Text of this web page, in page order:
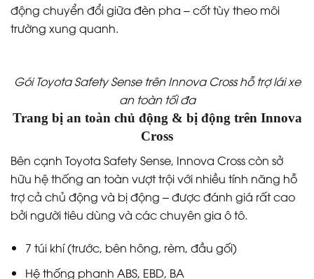
động chuyển đổi giữa đèn pha – cốt tùy theo môi
trường xung quanh.
Gói Toyota Safety Sense trên Innova Cross hỗ trợ lái xe
an toàn tối đa
Trang bị an toàn chủ động & bị động trên Innova
Cross
Bên cạnh Toyota Safety Sense, Innova Cross còn sở
hữu hệ thống an toàn vượt trội với nhiều tính năng hỗ
trợ cả chủ động và bị động – được đánh giá rất cao
bởi người tiêu dùng và các chuyên gia ô tô.
7 túi khí (trước, bên hông, rèm, đầu gối)
Hệ thống phanh ABS, EBD, BA